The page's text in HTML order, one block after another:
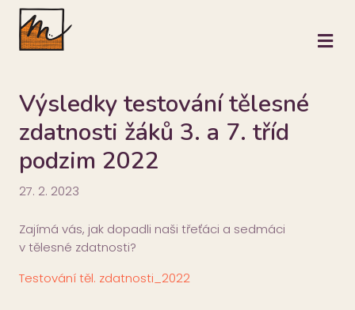
Výsledky testování tělesné
zdatnosti žáků 3. a 7. tříd
podzim 2022
27. 2. 2023
Zajímá vás, jak dopadli naši třeťáci a sedmáci
v tělesné zdatnosti?
Testování těl. zdatnosti_2022